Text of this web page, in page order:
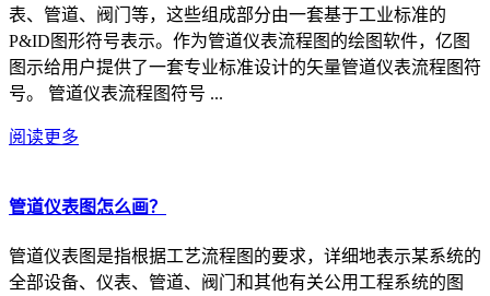
表、管道、阀门等，这些组成部分由一套基于工业标准的
P&ID图形符号表示。作为管道仪表流程图的绘图软件，亿图
图示给用户提供了一套专业标准设计的矢量管道仪表流程图符
号。 管道仪表流程图符号 ...
阅读更多
管道仪表图怎么画？
管道仪表图是指根据工艺流程图的要求，详细地表示某系统的
全部设备、仪表、管道、阀门和其他有关公用工程系统的图